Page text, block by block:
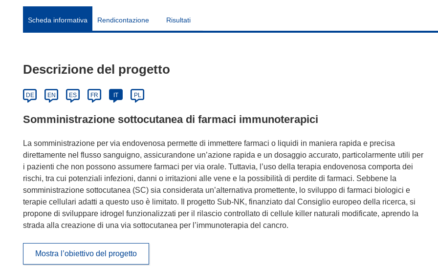
Scheda informativa Rendicontazione Risultati
Descrizione del progetto
DE EN ES FR IT PL
Somministrazione sottocutanea di farmaci immunoterapici
La somministrazione per via endovenosa permette di immettere farmaci o liquidi in maniera rapida e precisa
direttamente nel flusso sanguigno, assicurandone un’azione rapida e un dosaggio accurato, particolarmente utili per
i pazienti che non possono assumere farmaci per via orale. Tuttavia, l’uso della terapia endovenosa comporta dei
rischi, tra cui potenziali infezioni, danni o irritazioni alle vene e la possibilità di perdite di farmaci. Sebbene la
somministrazione sottocutanea (SC) sia considerata un’alternativa promettente, lo sviluppo di farmaci biologici e
terapie cellulari adatti a questo uso è limitato. Il progetto Sub-NK, finanziato dal Consiglio europeo della ricerca, si
propone di sviluppare idrogel funzionalizzati per il rilascio controllato di cellule killer naturali modificate, aprendo la
strada alla creazione di una via sottocutanea per l’immunoterapia del cancro.
Mostra l’obiettivo del progetto